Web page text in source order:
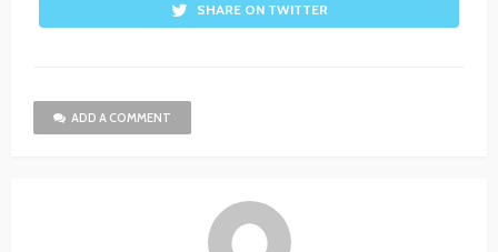
SHARE ON TWITTER
ADD A COMMENT